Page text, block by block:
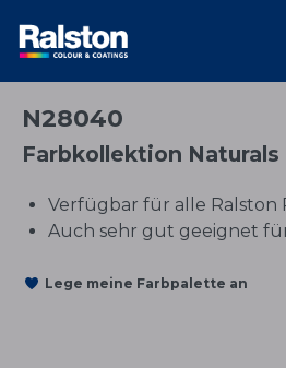
N28040
Farbkollektion Naturals
Verfügbar für alle Ralston
Auch sehr gut geeignet
Lege meine Farbpalette an